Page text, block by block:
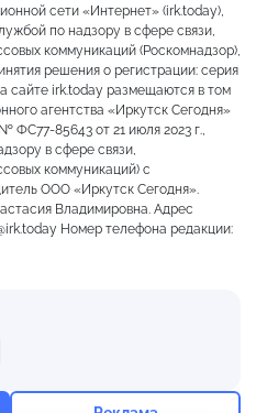
сети «Интернет» (irk.today),
по надзору в сфере связи,
коммуникаций (Роскомнадзор),
решения о регистрации: серия
сайте irk.today размещаются в том
агентства «Иркутск Сегодня»
85643 от 21 июля 2023 г.,
в сфере связи,
коммуникаций) с
ООО «Иркутск Сегодня».
Владимировна. Адрес
Номер телефона редакции: